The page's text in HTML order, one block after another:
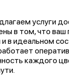
услуги
в том, что
в идеальном
каждого